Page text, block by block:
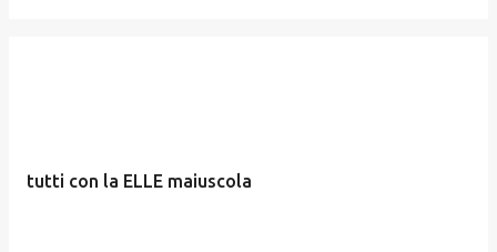
tutti con la ELLE maiuscola